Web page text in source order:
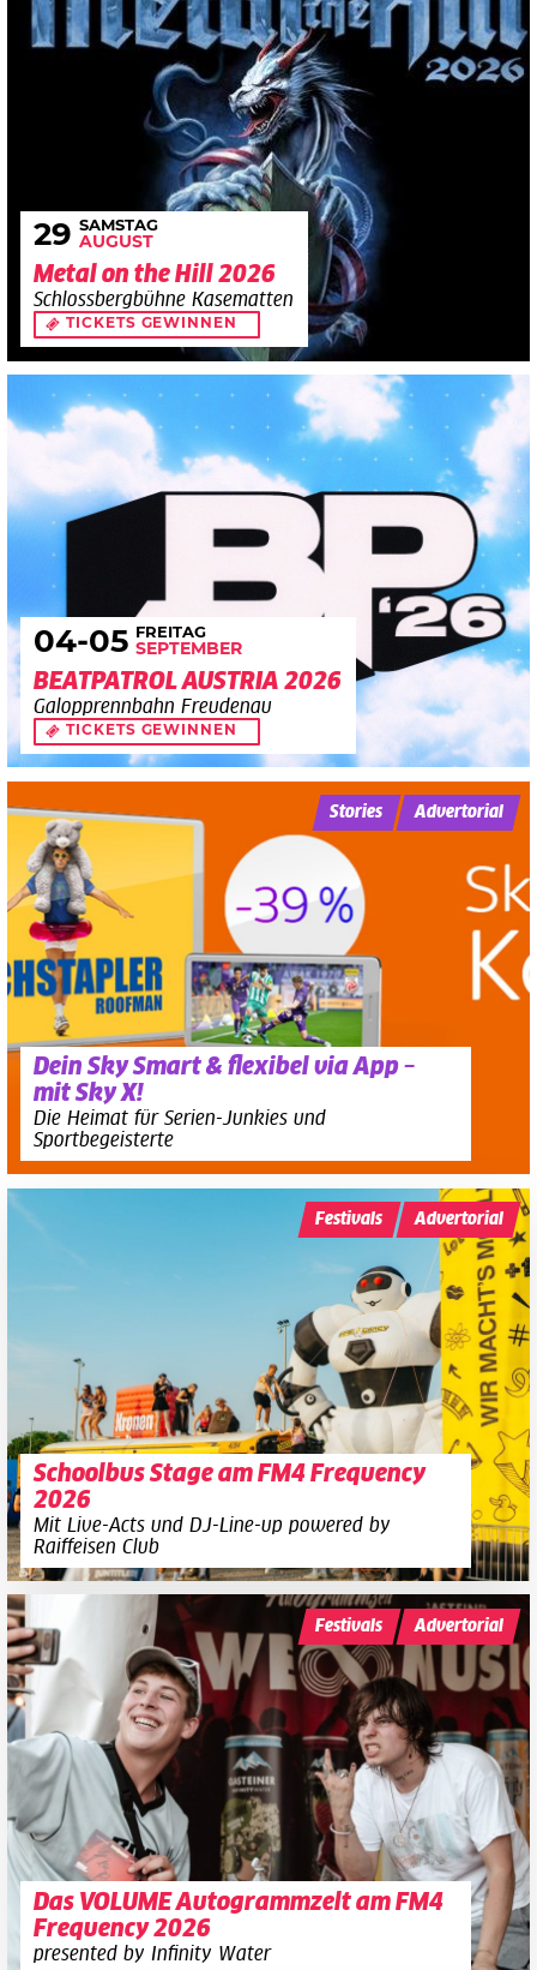
29 SAMSTAG
AUGUST
Metal on the Hill 2026
Schlossbergbühne Kasematten
TICKETS GEWINNEN
04-05 FREITAG
SEPTEMBER
BEATPATROL AUSTRIA 2026
Galopprennbahn Freudenau
TICKETS GEWINNEN
Dein Sky Smart & flexibel via App –
mit Sky X!
Die Heimat für Serien-Junkies und
Sportbegeisterte
Stories Advertorial
Schoolbus Stage am FM4 Frequency
2026
Mit Live-Acts und DJ-Line-up powered by
Raiffeisen Club
Festivals Advertorial
Das VOLUME Autogrammzelt am FM4
Frequency 2026
presented by Infinity Water
Festivals Advertorial